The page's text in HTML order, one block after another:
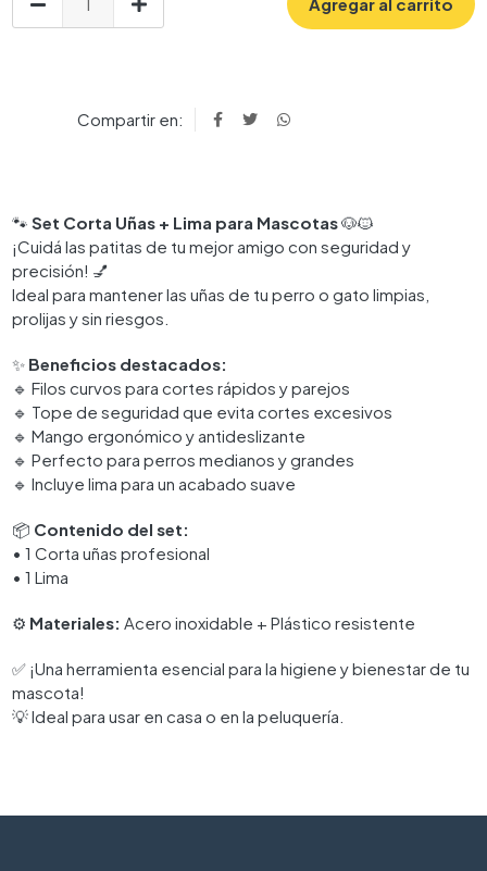
Compartir en:
🐾Set Corta Uñas + Lima para Mascotas🐶🐱
¡Cuidá las patitas de tu mejor amigo con seguridad y
precisión! 💅
Ideal para mantener las uñas de tu perro o gato limpias,
prolijas y sin riesgos.
✨ Beneficios destacados:
🔹 Filos curvos para cortes rápidos y parejos
🔹 Tope de seguridad que evita cortes excesivos
🔹 Mango ergonómico y antideslizante
🔹 Perfecto para perros medianos y grandes
🔹 Incluye lima para un acabado suave
📦 Contenido del set:
• 1 Corta uñas profesional
• 1 Lima
⚙️ Materiales: Acero inoxidable + Plástico resistente
✅ ¡Una herramienta esencial para la higiene y bienestar de tu
mascota!
💡 Ideal para usar en casa o en la peluquería.